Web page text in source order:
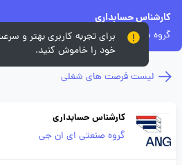
کارشناس حسابداری
گروه صنعتی ای ان جی
لیست فرصت های شغلی
کارشناس حسابداری
گروه صنعتی ای ان جی
خود را خاموش کنید.